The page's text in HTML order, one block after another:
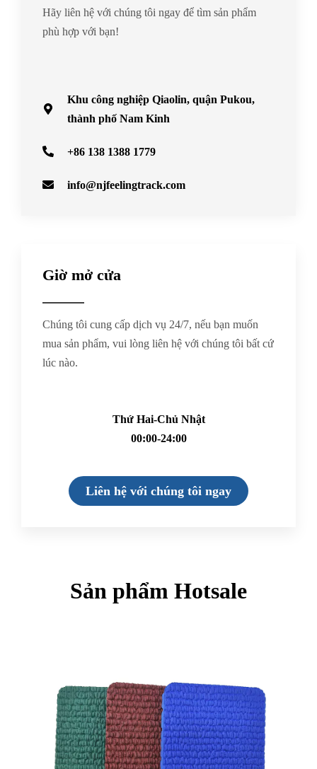
Hãy liên hệ với chúng tôi ngay để tìm sản phẩm
phù hợp với bạn!
Khu công nghiệp Qiaolin, quận Pukou,
thành phố Nam Kinh
+86 138 1388 1779
info@njfeelingtrack.com
Giờ mở cửa
Chúng tôi cung cấp dịch vụ 24/7, nếu bạn muốn
mua sản phẩm, vui lòng liên hệ với chúng tôi bất cứ
lúc nào.
Thứ Hai-Chủ Nhật
00:00-24:00
Liên hệ với chúng tôi ngay
Sản phẩm Hotsale